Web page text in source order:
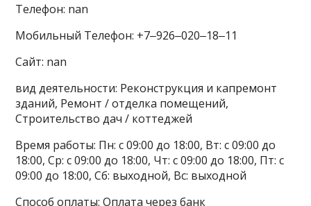
Телефон: nan
Мобильный Телефон: +7‒926‒020‒18‒11
Сайт: nan
вид деятельности: Реконструкция и капремонт
зданий, Ремонт / отделка помещений,
Строительство дач / коттеджей
Время работы: Пн: с 09:00 до 18:00, Вт: с 09:00 до
18:00, Ср: с 09:00 до 18:00, Чт: с 09:00 до 18:00, Пт: с
09:00 до 18:00, Сб: выходной, Вс: выходной
Способ оплаты: Оплата через банк